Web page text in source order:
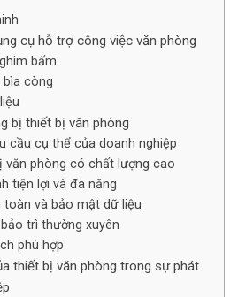
cụ hỗ trợ công việc văn phòng
bấm
bìa còng
bị thiết bị văn phòng
cầu cụ thể của doanh nghiệp
văn phòng có chất lượng cao
tiện lợi và đa năng
toàn và bảo mật dữ liệu
trì thường xuyên
phù hợp
thiết bị văn phòng trong sự phát